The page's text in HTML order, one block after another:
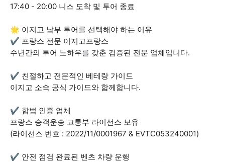
17:40 - 20:00 니스 도착 및 투어 종료
🌟 이지고 남부 투어를 선택해야 하는 이유
✔️ 프랑스 전문 이지고프랑스
수년간의 투어 노하우를 갖춘 검증된 전문 업체입니다.
✔️ 친절하고 전문적인 베테랑 가이드
이지고 소속 공식 가이드와 함께합니다.
✔️ 합법 인증 업체
프랑스 승객운송 교통부 라이선스 보유
(라이선스 번호 : 2022/11/0001967 & EVTC053240001)
✔️ 안전 점검 완료된 벤츠 차량 운행